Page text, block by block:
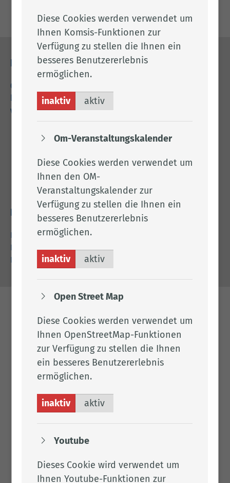
Kontakt
04471 15 0
kreishaus@lkclp.de
www.lkclp.de
Adresse
Landkreis Cloppenburg
Eschstr. 29
49661 Cloppenburg
Rechtliches
Impressum
Datenschutz
Barrierefreiheit
Diese Cookies werden verwendet um
Ihnen Komsis-Funktionen zur
Verfügung zu stellen die Ihnen ein
besseres Benutzererlebnis
ermöglichen.
inaktiv aktiv
Om-Veranstaltungskalender
Diese Cookies werden verwendet um
Ihnen den OM-
Veranstaltungskalender zur
Verfügung zu stellen die Ihnen ein
besseres Benutzererlebnis
ermöglichen.
inaktiv aktiv
Open Street Map
Diese Cookies werden verwendet um
Ihnen OpenStreetMap-Funktionen
zur Verfügung zu stellen die Ihnen
ein besseres Benutzererlebnis
ermöglichen.
inaktiv aktiv
Youtube
Dieses Cookie wird verwendet um
Ihnen Youtube-Funktionen zur